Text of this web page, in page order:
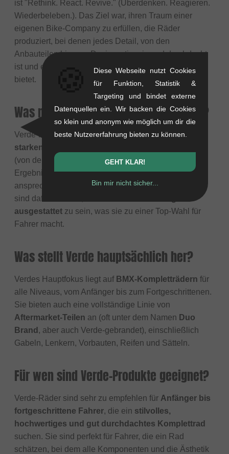
ist "Rethink. React. Revive." (Überdenken. Reagieren.
Wiederbeleben.). Das Ziel war, ihren Traum einer
eigenen Bike-Company zu erfüllen, die Räder
produziert, bei denen jedes Detail, von den
Anbauteilen bis zum Design, stimmig und durchdacht
ist und ein
sehr gutes Preis-Leistungs-Verhältnis
bietet.
Was macht Verde-Produkte besonders?
Verde-Räder sind besonders, weil sie mit einem
starken Grafik- und Produktdesign-Hintergrund
(von der Axis- Kreativagentur) entworfen werden. Das
Ergebnis sind einige der stilvollsten und ästhetisch
ansprechendsten Kompletträder auf dem Markt. Sie
sind dafür bekannt, für ihren Preis
ausgestattet zu sein, was sie zu einer Top-Wahl für
Fahrer macht.
Was stellt Verde hauptsächlich her?
Verdes Hauptfokus liegt auf BMX-Kompletträdern für
alle Niveaus, vom Anfänger bis zum Fortgeschrittenen.
Sie bieten auch eine vollständige Linie von
Aftermarket-Teilen an (oft unter dem Namen Duo
Brand , aber auch Verde-gebrandet), einschließlich
Gabeln, Lenkern, Vorbauten, Reifen und Sätteln.
Für wen sind Verde-Produkte geeignet?
Verde-Räder sind sehr zu empfehlen für Anfänger bis
fortgeschrittene Fahrer, die ein stilvolles,
hochwertiges und gut durchdachtes Komplettrad
suchen. Sie sind perfekt für Fahrer, die ein Rad
schätzen, bei dem alle Komponenten und die Ästhetik
Diese Webseite nutzt Cookies
für Funktion, Statistik &
Targeting und bindet externe
Datenquellen ein. Wir backen die Cookies
so klein und anonym wie möglich um dir die
beste Nutzererfahrung bieten zu können.
GEHT KLAR!
Bin mir nicht sicher...